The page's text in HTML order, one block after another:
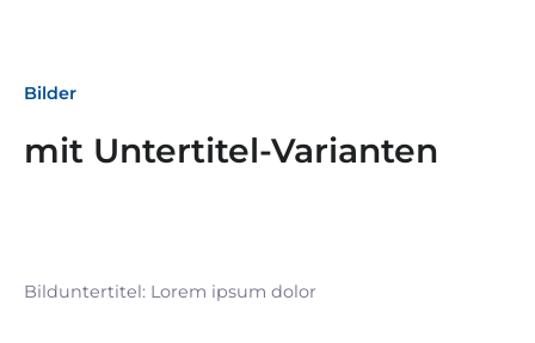
Bilder
mit Untertitel-Varianten
Bilduntertitel: Lorem ipsum dolor